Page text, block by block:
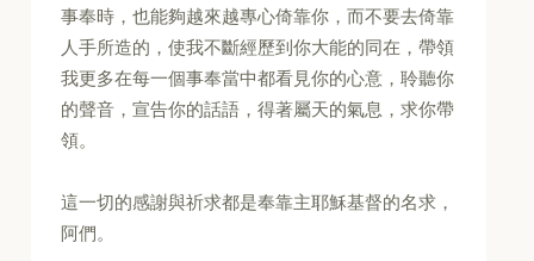
事奉時，也能夠越來越專心倚靠你，而不要去倚靠
人手所造的，使我不斷經歷到你大能的同在，帶領
我更多在每一個事奉當中都看見你的心意，聆聽你
的聲音，宣告你的話語，得著屬天的氣息，求你帶
領。
這一切的感謝與祈求都是奉靠主耶穌基督的名求，
阿們。